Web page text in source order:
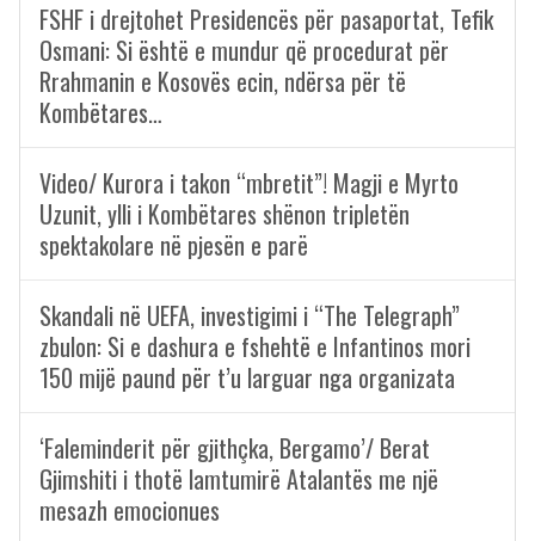
FSHF i drejtohet Presidencës për pasaportat, Tefik
Osmani: Si është e mundur që procedurat për
Rrahmanin e Kosovës ecin, ndërsa për të
Kombëtares…
Video/ Kurora i takon “mbretit”! Magji e Myrto
Uzunit, ylli i Kombëtares shënon tripletën
spektakolare në pjesën e parë
Skandali në UEFA, investigimi i “The Telegraph”
zbulon: Si e dashura e fshehtë e Infantinos mori
150 mijë paund për t’u larguar nga organizata
‘Faleminderit për gjithçka, Bergamo’/ Berat
Gjimshiti i thotë lamtumirë Atalantës me një
mesazh emocionues